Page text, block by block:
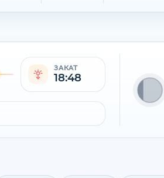
ЗАКАТ
18:48